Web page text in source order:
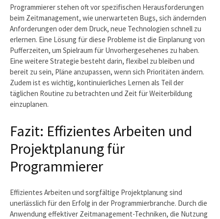
Programmierer stehen oft vor spezifischen Herausforderungen
beim Zeitmanagement, wie unerwarteten Bugs, sich ändernden
Anforderungen oder dem Druck, neue Technologien schnell zu
erlernen. Eine Lösung für diese Probleme ist die Einplanung von
Pufferzeiten, um Spielraum für Unvorhergesehenes zu haben.
Eine weitere Strategie besteht darin, flexibel zu bleiben und
bereit zu sein, Pläne anzupassen, wenn sich Prioritäten ändern.
Zudem ist es wichtig, kontinuierliches Lernen als Teil der
täglichen Routine zu betrachten und Zeit für Weiterbildung
einzuplanen.
Fazit: Effizientes Arbeiten und
Projektplanung für
Programmierer
Effizientes Arbeiten und sorgfältige Projektplanung sind
unerlässlich für den Erfolg in der Programmierbranche. Durch die
Anwendung effektiver Zeitmanagement-Techniken, die Nutzung